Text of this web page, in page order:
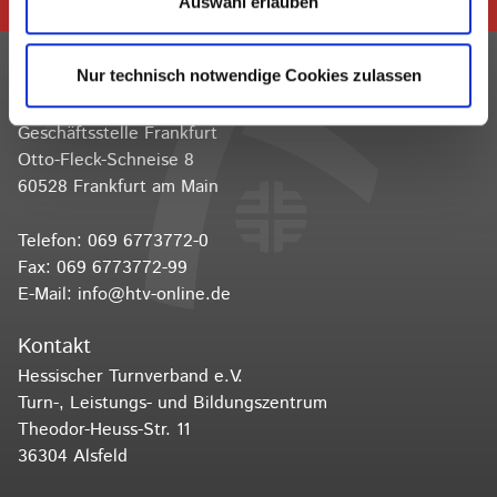
Nur technisch notwendige Cookies zulassen
Kontakt
Hessischer Turnverband e.V.
Geschäftsstelle Frankfurt
Otto-Fleck-Schneise 8
60528 Frankfurt am Main
Telefon: 069 6773772-0
Fax: 069 6773772-99
E-Mail: info@htv-online.de
Kontakt
Hessischer Turnverband e.V.
Turn-, Leistungs- und Bildungszentrum
Theodor-Heuss-Str. 11
36304 Alsfeld